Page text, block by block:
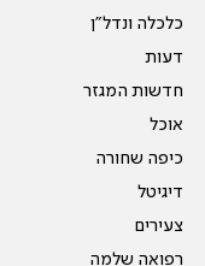
כלכלה ונדל"ן
דעות
חדשות המגזר
אוכל
כיפה שחורה
דיגיטל
צעירים
רפואה שלמה